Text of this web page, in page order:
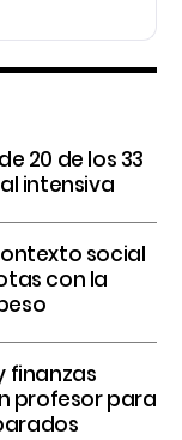
20 de los 33
intensiva
social
con la
finanzas
profesor para